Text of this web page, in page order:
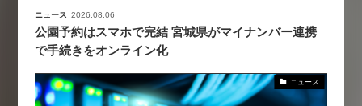
ニュース 2026.08.06
公園予約はスマホで完結 宮城県がマイナンバー連携
で手続きをオンライン化
ニュース